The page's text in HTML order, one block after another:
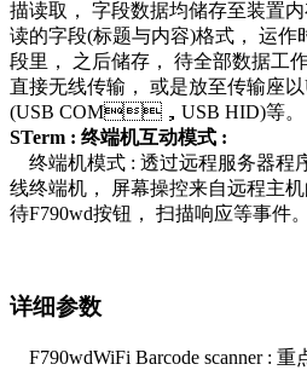
描读取， 字段数据均储存至装置内
读的字段(标题与内容)格式， 运
段里， 之后储存， 待全部数据
直接无线传输， 或是放至传输座以
(USB COM，USB HID)等。
STerm : 终端机互动模式 :
终端机模式 : 透过远程服务器程序
线终端机， 屏幕操控来自远程主
待F790wd按钮， 扫描响应等事件。
详细参数
F790wdWiFi Barcode scanner : 重